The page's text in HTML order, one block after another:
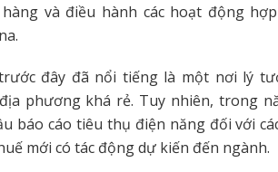
và điều hành các hoạt động
đây đã nổi tiếng là một nơi lý
phương khá rẻ. Tuy nhiên, trong
báo cáo tiêu thụ điện năng đối với
mới có tác động dự kiến ​​đến ngành.